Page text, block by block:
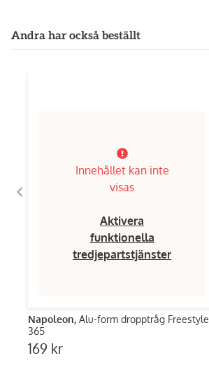
Andra har också beställt
Innehållet kan inte
visas
Aktivera
funktionella
tredjepartstjänster
Napoleon, Alu-form dropptråg Freestyle
365
169 kr